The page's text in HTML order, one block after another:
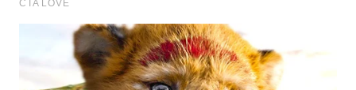
KOPEKLIN
PORTAL
KONSUMEN